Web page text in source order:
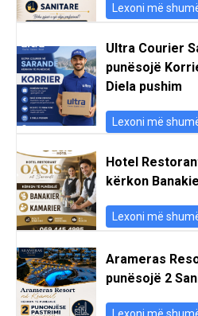
Lexoni më
Ultra Courier
punësojë
Diela pushim
Lexoni më
Hotel
kërkon
Lexoni më
Arameras
punësojë 2
Lexoni më